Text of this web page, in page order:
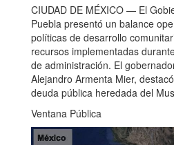
CIUDAD DE MÉXICO — El
Puebla presentó un balance
políticas de desarrollo
recursos implementadas
de administración. El
Alejandro Armenta Mier,
deuda pública heredada del
Ventana Pública